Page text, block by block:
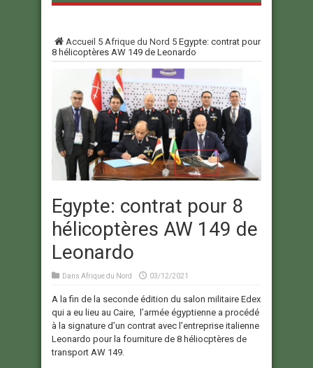
Accueil 5 Afrique du Nord 5 Egypte: contrat pour
8 hélicoptères AW 149 de Leonardo
Egypte: contrat pour 8
hélicoptères AW 149 de
Leonardo
Dans Afrique du Nord 03/12/2021
A la fin de la seconde édition du salon militaire Edex
qui a eu lieu au Caire, l’armée égyptienne a procédé
à la signature d’un contrat avec l’entreprise italienne
Leonardo pour la fourniture de 8 héliocptères de
transport AW 149.